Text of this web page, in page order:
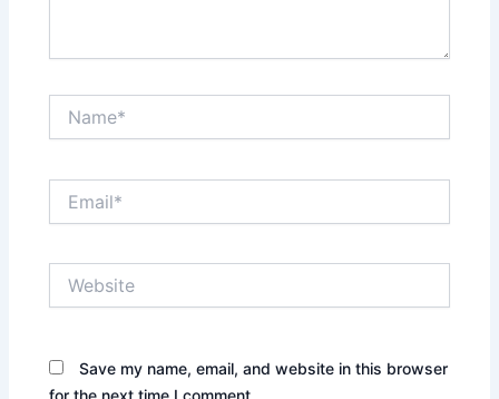
Save my name, email, and website in this browser
for the next time I comment.